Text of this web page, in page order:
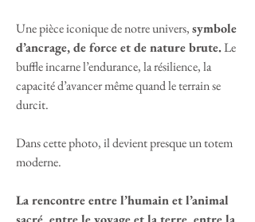
Une pièce iconique de notre univers,symbole
d’ancrage, de force et de nature brute.Le
buffle incarne l’endurance, la résilience, la
capacité d’avancer même quand le terrain se
durcit.
Dans cette photo, il devient presque un totem
moderne.
La rencontre entre l’humain et l’animal